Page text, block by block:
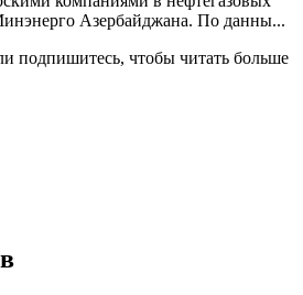
Азербайджана. По данны...
подпишитесь, чтобы читать больше